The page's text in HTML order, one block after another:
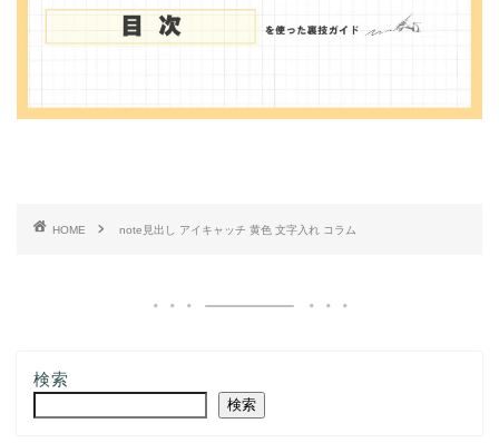
HOME note見出し アイキャッチ 黄色 文字入れ コラム
検索
検索